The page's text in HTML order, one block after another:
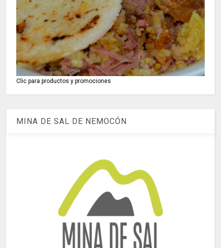
Clic para productos y promociones
MINA DE SAL DE NEMOCÓN